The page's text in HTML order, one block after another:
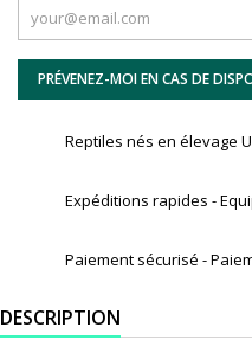
PRÉVENEZ-MOI EN CAS DE
Reptiles nés en élevage
Expéditions rapides -
Paiement sécurisé -
DESCRIPTION